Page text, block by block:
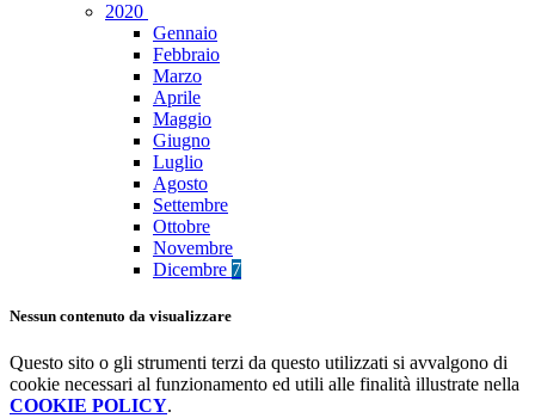
2020
Gennaio
Febbraio
Marzo
Aprile
Maggio
Giugno
Luglio
Agosto
Settembre
Ottobre
Novembre
Dicembre 7
Nessun contenuto da visualizzare
Questo sito o gli strumenti terzi da questo utilizzati si avvalgono di
cookie necessari al funzionamento ed utili alle finalità illustrate nella
COOKIE POLICY.